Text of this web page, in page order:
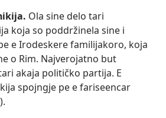
. Ola sine delo tari
koja so poddržinela sine i
e Irodeskere familijakoro, koja
o Rim. Najverojatno but
akaja političko partija. E
spojngje pe e fariseencar
).